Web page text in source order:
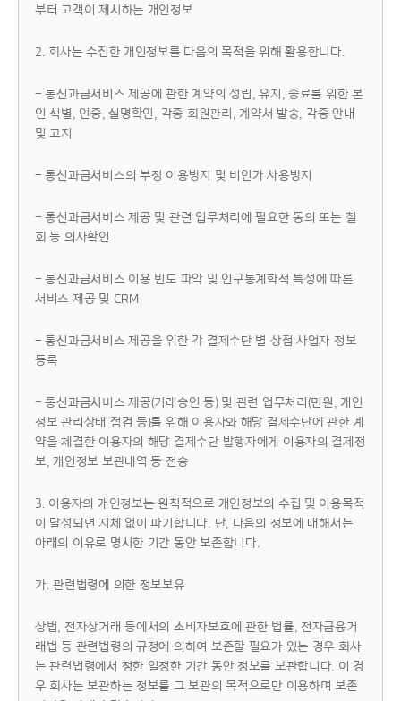
부터 고객이 제시하는 개인정보
2. 회사는 수집한 개인정보를 다음의 목적을 위해 활용합니다.
- 통신과금서비스 제공에 관한 계약의 성립, 유지, 종료를 위한 본
인 식별, 인증, 실명확인, 각종 회원관리, 계약서 발송, 각종 안내
및 고지
- 통신과금서비스의 부정 이용방지 및 비인가 사용방지
- 통신과금서비스 제공 및 관련 업무처리에 필요한 동의 또는 철
회 등 의사확인
- 통신과금서비스 이용 빈도 파악 및 인구통계학적 특성에 따른
서비스 제공 및 CRM
- 통신과금서비스 제공을 위한 각 결제수단 별 상점 사업자 정보
등록
- 통신과금서비스 제공(거래승인 등) 및 관련 업무처리(민원, 개인
정보 관리상태 점검 등)를 위해 이용자와 해당 결제수단에 관한 계
약을 체결한 이용자의 해당 결제수단 발행자에게 이용자의 결제정
보, 개인정보 보관내역 등 전송
3. 이용자의 개인정보는 원칙적으로 개인정보의 수집 및 이용목적
이 달성되면 지체 없이 파기합니다. 단, 다음의 정보에 대해서는
아래의 이유로 명시한 기간 동안 보존합니다.
가. 관련법령에 의한 정보보유
상법, 전자상거래 등에서의 소비자보호에 관한 법률, 전자금융거
래법 등 관련법령의 규정에 의하여 보존할 필요가 있는 경우 회사
는 관련법령에서 정한 일정한 기간 동안 정보를 보관합니다. 이 경
우 회사는 보관하는 정보를 그 보관의 목적으로만 이용하며 보존